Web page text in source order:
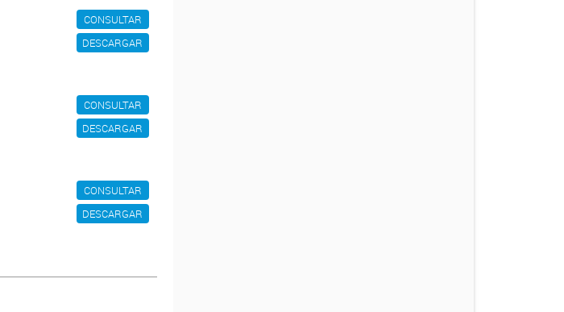
CONSULTAR
DESCARGAR
CONSULTAR
DESCARGAR
CONSULTAR
DESCARGAR